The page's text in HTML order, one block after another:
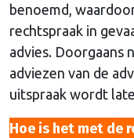
benoemd,
rechtspraak in
advies. Doorgaans
adviezen van de
uitspraak wordt
Hoe is het met de